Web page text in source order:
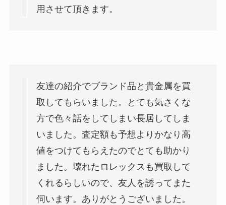
用させて頂きます。
友達の紹介でブランド品と貴金属を買
取してもらいました。とても気さくな
方で色々話をしてしまい長居してしま
いました。査定額も予想よりかなり高
値をつけてもらえたのでとても助かり
ました。壊れたロレックスも買取して
くれるらしいので、友人を誘ってまた
伺います。ありがとうございました。